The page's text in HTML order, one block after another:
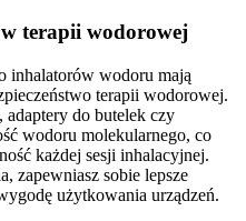
terapii wodorowej
inhalatorów wodoru mają
terapii wodorowej.
do butelek czy
wodoru molekularnego, co
każdej sesji inhalacyjnej.
zapewniasz sobie lepsze
użytkowania urządzeń.